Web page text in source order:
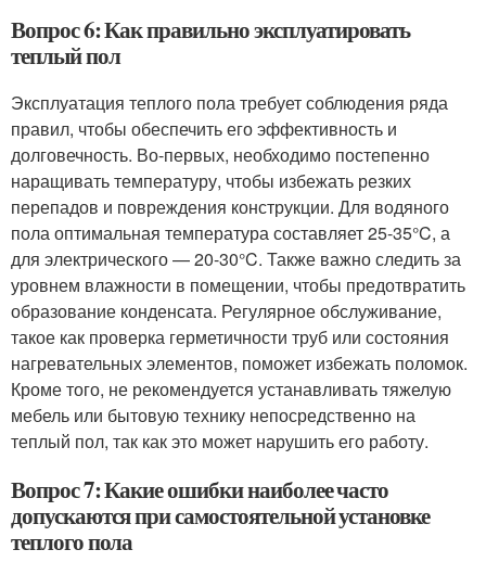
Вопрос 6: Как правильно эксплуатировать
теплый пол
Эксплуатация теплого пола требует соблюдения ряда
правил, чтобы обеспечить его эффективность и
долговечность. Во-первых, необходимо постепенно
наращивать температуру, чтобы избежать резких
перепадов и повреждения конструкции. Для водяного
пола оптимальная температура составляет 25-35°C, а
для электрического — 20-30°C. Также важно следить за
уровнем влажности в помещении, чтобы предотвратить
образование конденсата. Регулярное обслуживание,
такое как проверка герметичности труб или состояния
нагревательных элементов, поможет избежать поломок.
Кроме того, не рекомендуется устанавливать тяжелую
мебель или бытовую технику непосредственно на
теплый пол, так как это может нарушить его работу.
Вопрос 7: Какие ошибки наиболее часто
допускаются при самостоятельной установке
теплого пола